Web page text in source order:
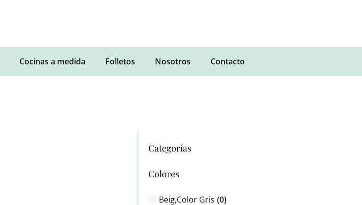
Cocinas a medida Folletos Nosotros Contacto
Categorías
Colores
Beig,Color Gris (0)